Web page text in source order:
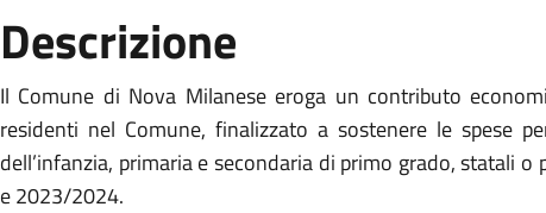
Descrizione
Il Comune di Nova Milanese eroga un contributo
residenti nel Comune, finalizzato a sostenere le spese
dell’infanzia, primaria e secondaria di primo grado, statali
e 2023/2024.